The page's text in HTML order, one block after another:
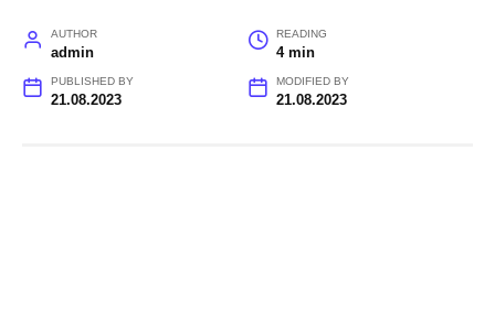
AUTHOR
admin
READING
4 min
PUBLISHED BY
21.08.2023
MODIFIED BY
21.08.2023